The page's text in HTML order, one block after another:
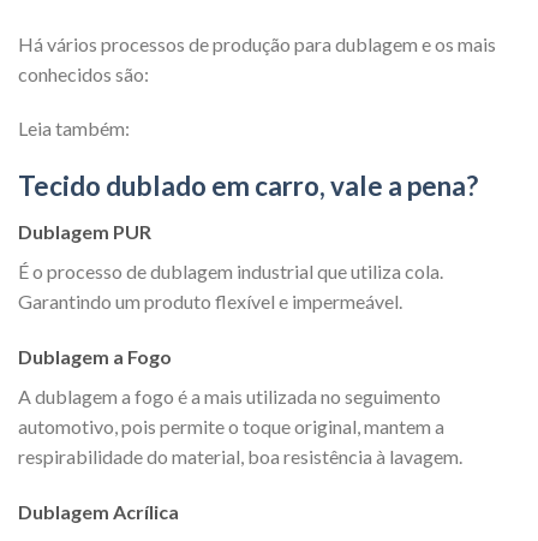
Há vários processos de produção para dublagem e os mais
conhecidos são:
Leia também:
Tecido dublado em carro, vale a pena?
Dublagem PUR
É o processo de dublagem industrial que utiliza cola.
Garantindo um produto flexível e impermeável.
Dublagem a Fogo
A dublagem a fogo é a mais utilizada no seguimento
automotivo, pois permite o toque original, mantem a
respirabilidade do material, boa resistência à lavagem.
Dublagem Acrílica